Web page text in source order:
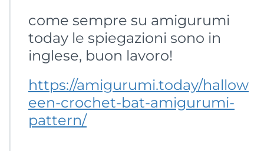
come sempre su amigurumi
today le spiegazioni sono in
inglese, buon lavoro!
https://amigurumi.today/hallow
een-crochet-bat-amigurumi-
pattern/